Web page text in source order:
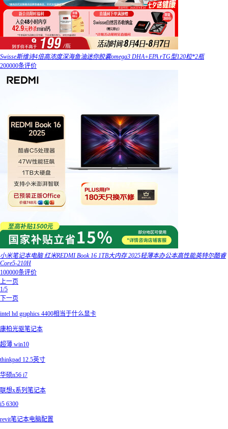
Swisse斯维诗4倍高浓度深海鱼油迷你胶囊omega3 DHA+EPA rTG型120粒*2瓶
200000条评价
小米笔记本电脑 红米REDMI Book 16 1TB大内存 2025轻薄本办公本高性能英特尔酷睿
Core5-210H
100000条评价
上一页
1/5
下一页
intel hd graphics 4400相当于什么显卡
康柏光驱笔记本
超薄 win10
thinkpad 12.5英寸
华硕n56 i7
联想x系列笔记本
i5 6300
revit笔记本电脑配置